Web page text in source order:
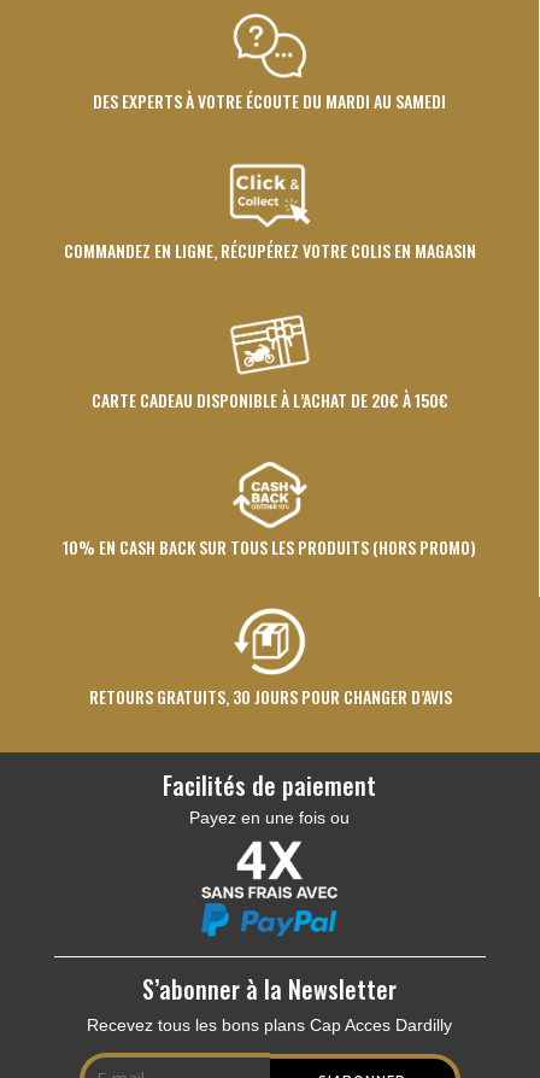
DES EXPERTS À VOTRE ÉCOUTE DU MARDI AU SAMEDI
COMMANDEZ EN LIGNE, RÉCUPÉREZ VOTRE COLIS EN MAGASIN
CARTE CADEAU DISPONIBLE À L’ACHAT DE 20€ À 150€
10% EN CASH BACK SUR TOUS LES PRODUITS (HORS PROMO)
RETOURS GRATUITS, 30 JOURS POUR CHANGER D’AVIS
Facilités de paiement
Payez en une fois ou
S’abonner à la Newsletter
Recevez tous les bons plans Cap Acces Dardilly